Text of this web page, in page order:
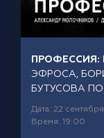
ПРОФЕССИЯ:
ЭФРОСА,
БУТУСОВА
Дата: 22
Время: 19:00